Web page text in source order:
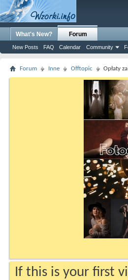
What's New? Forum
New Posts FAQ Calendar Community
Forum Inne Offtopic Opłaty
If this is your first